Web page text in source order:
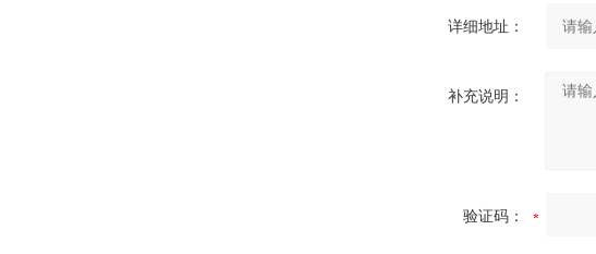
详细地址：
补充说明：
验证码：